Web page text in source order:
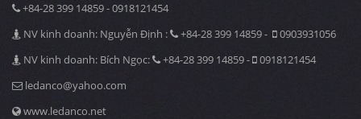
+84-28 399 14859 - 0918121454
NV kinh doanh: Nguyễn Định :
+84-28 399 14859 -
0903931056
NV kinh doanh: Bích Ngọc:
+84-28 399 14859 -
0918121454
ledanco@yahoo.com
www.ledanco.net